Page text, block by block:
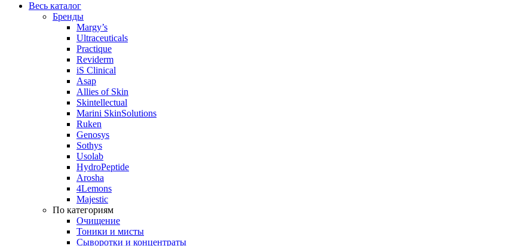
Весь каталог
Бренды
Margy’s
Ultraceuticals
Practique
Reviderm
iS Clinical
Asap
Allies of Skin
Skintellectual
Marini SkinSolutions
Ruken
Genosys
Sothys
Usolab
HydroPeptide
Arosha
4Lemons
Majestic
По категориям
Очищение
Тоники и мисты
Сыворотки и концентраты